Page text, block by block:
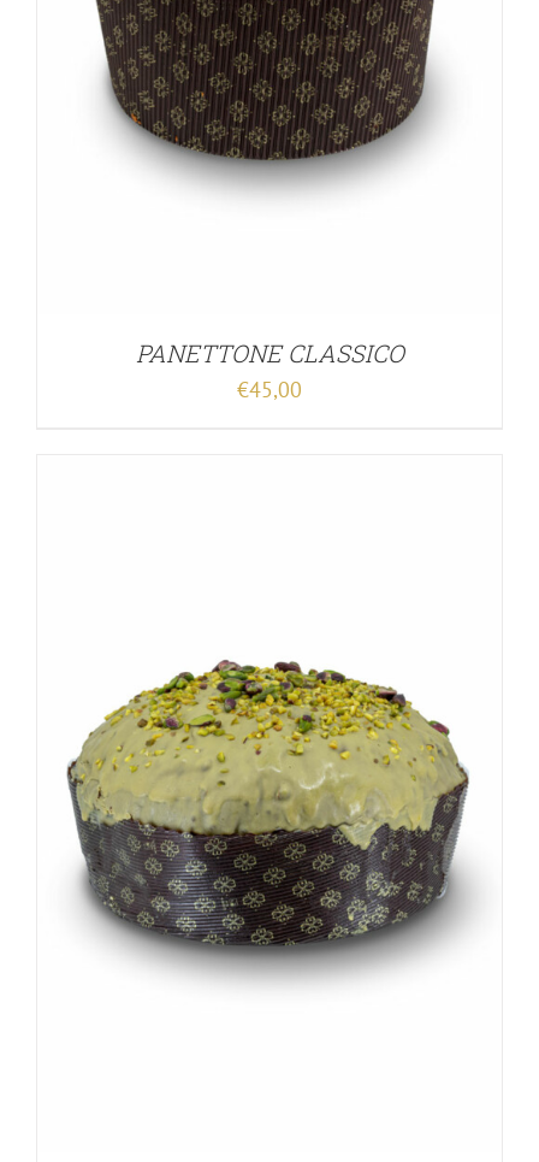
PANETTONE CLASSICO
€45,00